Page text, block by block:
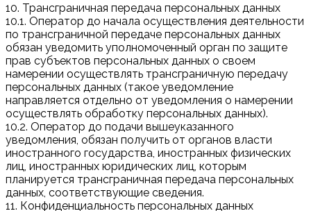
10. Трансграничная передача персональных данных
10.1. Оператор до начала осуществления деятельности
по трансграничной передаче персональных данных
обязан уведомить уполномоченный орган по защите
прав субъектов персональных данных о своем
намерении осуществлять трансграничную передачу
персональных данных (такое уведомление
направляется отдельно от уведомления о намерении
осуществлять обработку персональных данных).
10.2. Оператор до подачи вышеуказанного
уведомления, обязан получить от органов власти
иностранного государства, иностранных физических
лиц, иностранных юридических лиц, которым
планируется трансграничная передача персональных
данных, соответствующие сведения.
11. Конфиденциальность персональных данных